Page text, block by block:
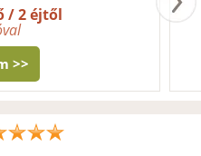
/ 2 éjtől
>>